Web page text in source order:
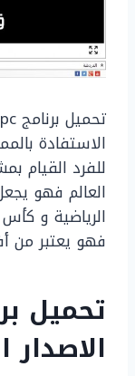
الاستفادة
للفرد القيام
العالم فهو
الرياضية و
فهو يعتبر من
الاصدار